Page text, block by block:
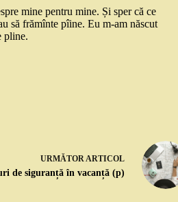
mine pentru mine. Și sper că ce
să frămînte pîine. Eu m-am născut
pline.
URMĂTOR ARTICOL
de siguranță în vacanță (p)